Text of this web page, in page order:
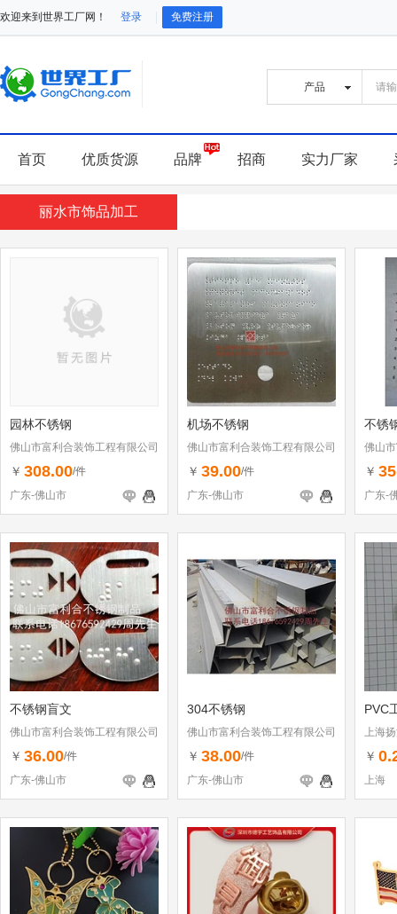
欢迎来到世界工厂网！ 登录 免费注册
首页 优质货源 品牌 招商 实力厂家
丽水市饰品加工
园林不锈钢
佛山市富利合装饰工程有限公司
￥ 308.00/件
广东-佛山市
机场不锈钢
佛山市富利合装饰工程有限公司
￥ 39.00/件
广东-佛山市
不锈
佛山
￥
广东-
不锈钢盲文
佛山市富利合装饰工程有限公司
￥ 36.00/件
广东-佛山市
304不锈钢
佛山市富利合装饰工程有限公司
￥ 38.00/件
广东-佛山市
PVC
上海
￥
上海